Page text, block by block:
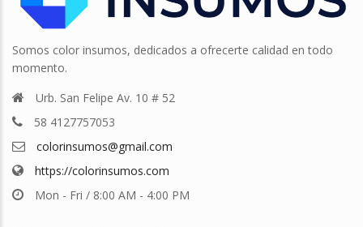
Somos color insumos, dedicados a ofrecerte calidad en todo
momento.
Urb. San Felipe Av. 10 # 52
58 4127757053
colorinsumos@gmail.com
https://colorinsumos.com
Mon - Fri / 8:00 AM - 4:00 PM